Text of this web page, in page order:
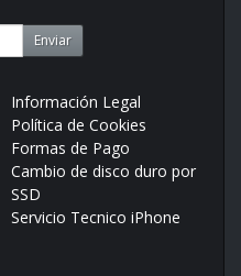
Enviar
Información Legal
Política de Cookies
Formas de Pago
Cambio de disco duro por
SSD
Servicio Tecnico iPhone